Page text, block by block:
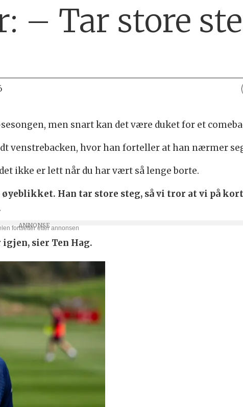
– Tar store
men snart kan det være duket for et
venstrebacken, hvor han forteller at han nærmer
ikke er lett når du har vært så lenge borte.
Han tar store steg, så vi tror at vi på
sier Ten Hag.